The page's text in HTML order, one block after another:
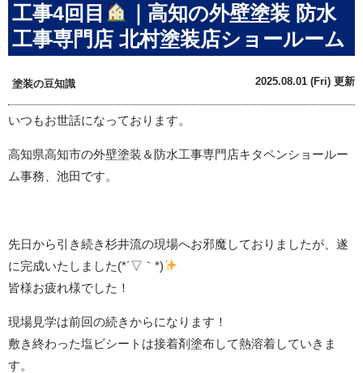
工事4回目
｜高知の外壁塗装 防水
工事専門店 北村塗装店ショールーム
塗装の豆知識 2025.08.01 (Fri) 更新
いつもお世話になっております。
高知県高知市の外壁塗装＆防水工事専門店キタペンショールー
ム事務、池田です。
先日から引き続き杉井流の現場へお邪魔しておりましたが、遂
に完成いたしました(*´▽｀*)
皆様お疲れ様でした！
現場見学は前回の続きからになります！
敷き終わった塩ビシートは接着剤塗布して熱溶着していきま
す。